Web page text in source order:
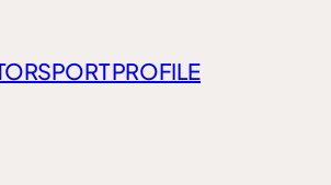
PROFILE